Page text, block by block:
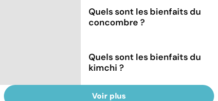
Quels sont les bienfaits du
concombre ?
Quels sont les bienfaits du
kimchi ?
Voir plus